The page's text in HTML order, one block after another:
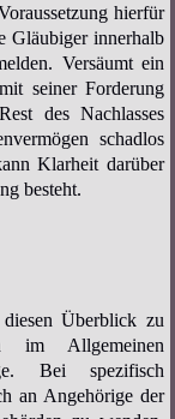
hierfür
Gläubiger innerhalb
Versäumt ein
seiner Forderung
des Nachlasses
schadlos
Klarheit darüber
besteht.
Überblick zu
im Allgemeinen
Bei spezifisch
an Angehörige der